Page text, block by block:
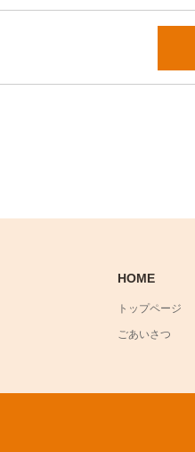
HOME
トップページ
ごあいさつ